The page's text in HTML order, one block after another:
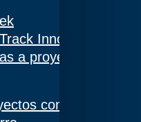
Innobideak
a proyectos de
competitivos